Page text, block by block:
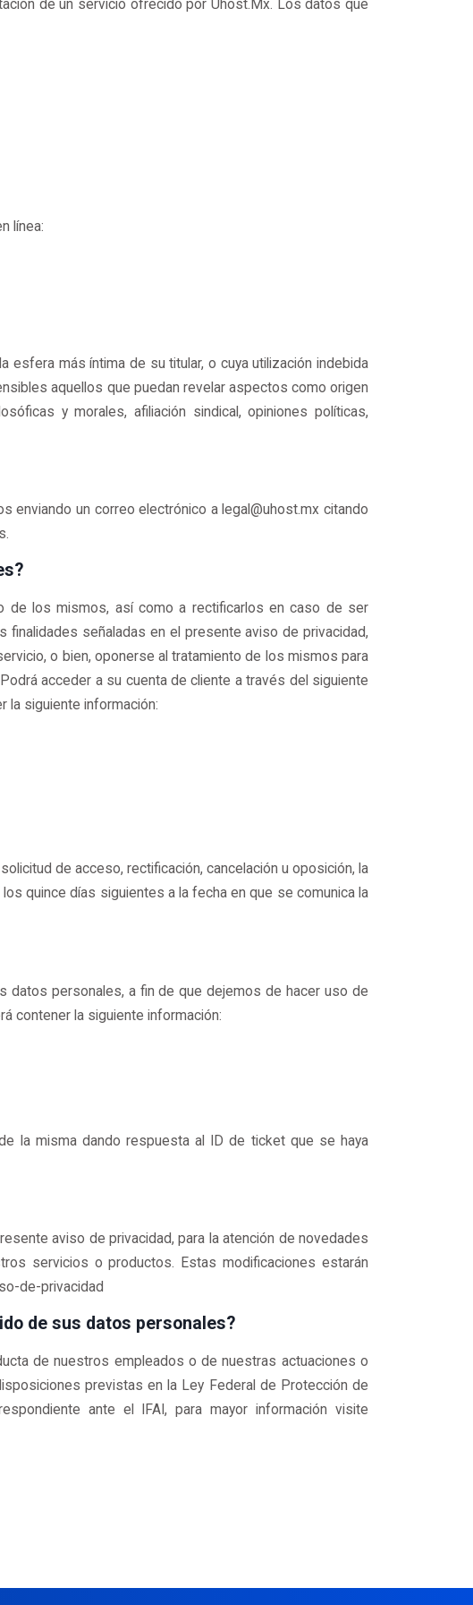
de un servicio ofrecido por Uhost.Mx. Los datos que
línea:
más íntima de su titular, o cuya utilización indebida
aquellos que puedan revelar aspectos como origen
y morales, afiliación sindical, opiniones políticas,
un correo electrónico a legal@uhost.mx citando
de los mismos, así como a rectificarlos en caso de ser
finalidades señaladas en el presente aviso de privacidad,
o bien, oponerse al tratamiento de los mismos para
acceder a su cuenta de cliente a través del siguiente
la siguiente información:
de acceso, rectificación, cancelación u oposición, la
quince días siguientes a la fecha en que se comunica la
datos personales, a fin de que dejemos de hacer uso de
contener la siguiente información:
la misma dando respuesta al ID de ticket que se haya
aviso de privacidad, para la atención de novedades
servicios o productos. Estas modificaciones estarán
de-privacidad
de sus datos personales?
de nuestros empleados o de nuestras actuaciones o
previstas en la Ley Federal de Protección de
ante el IFAI, para mayor información visite